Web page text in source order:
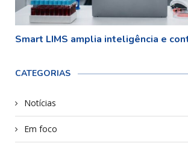
Smart LIMS amplia inteligência e
CATEGORIAS
Notícias
Em foco